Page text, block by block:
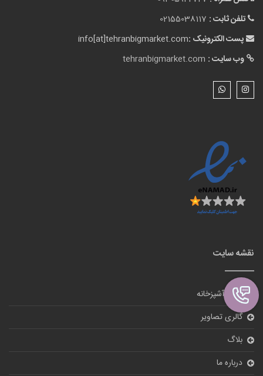
تلفن ثابت : 02155038117
پست الکترونیک :info[at]tehranbigmarket.com
وب سایت : tehranbigmarket.com
نقشه سایت
لوازم آشپزخانه
گالری تصاویر
بلاگ
درباره ما